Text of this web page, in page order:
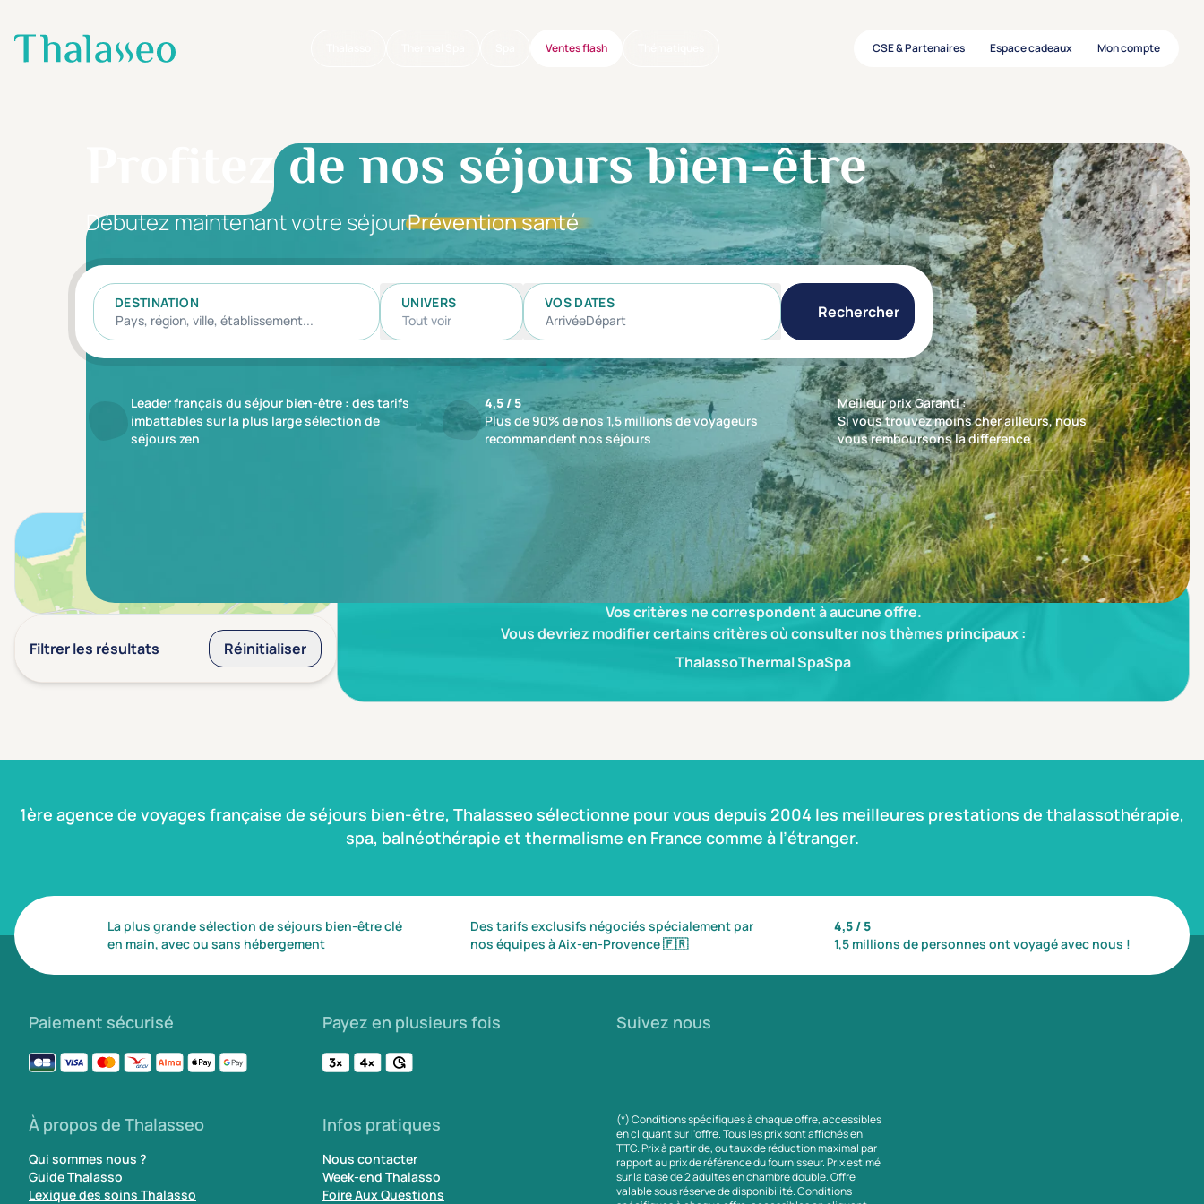
Aller au contenu principal Ventes flash CSE & Partenaires Espace cadeaux Mon compte
Profitez de nos séjours bien-être
Débutez maintenant votre séjourPrévention santé
DESTINATION
UNIVERS
Tout voir
VOS DATES
ArrivéeDépart Rechercher
Leader français du séjour bien-être : des tarifs
imbattables sur la plus large sélection de
séjours zen
4,5 / 5
Plus de 90% de nos 1,5 millions de voyageurs
recommandent nos séjours
Meilleur prix Garanti :
Si vous trouvez moins cher ailleurs, nous
vous remboursons la différence
Filtrer les résultats Réinitialiser
Trier par Nos recommandations en premier
Vos critères ne correspondent à aucune offre.
Vous devriez modifier certains critères où consulter nos thèmes principaux :
ThalassoThermal SpaSpa
1ère agence de voyages française de séjours bien-être, Thalasseo sélectionne pour vous depuis 2004 les meilleures prestations de thalassothérapie,
spa, balnéothérapie et thermalisme en France comme à l’étranger.
La plus grande sélection de séjours bien-être clé
en main, avec ou sans hébergement
Des tarifs exclusifs négociés spécialement par
nos équipes à Aix-en-Provence🇫🇷
4,5 / 5
1,5 millions de personnes ont voyagé avec nous !
Paiement sécurisé Payez en plusieurs fois Suivez nous
À propos de Thalasseo
Qui sommes nous ?
Guide Thalasso
Lexique des soins Thalasso
Infos pratiques
Nous contacter
Week-end Thalasso
Foire Aux Questions
(*) Conditions spécifiques à chaque offre, accessibles
en cliquant sur l'offre. Tous les prix sont affichés en
TTC. Prix à partir de, ou taux de réduction maximal par
rapport au prix de référence du fournisseur. Prix estimé
sur la base de 2 adultes en chambre double. Offre
valable sous réserve de disponibilité. Conditions